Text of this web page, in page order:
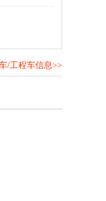
/工程车信息>>